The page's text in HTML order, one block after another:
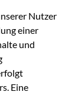
Nutzer
einer
und
Eine